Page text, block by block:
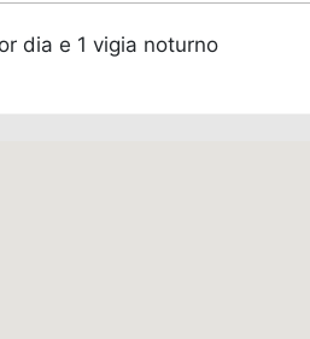
dia e 1 vigia noturno